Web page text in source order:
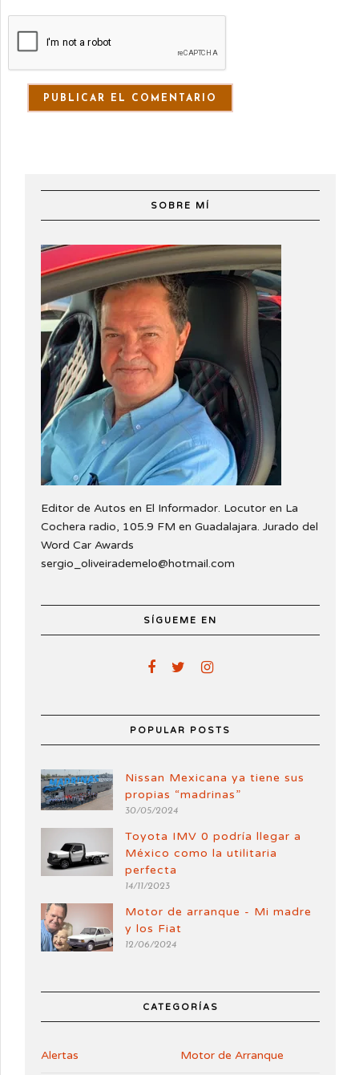
SOBRE MÍ
Editor de Autos en El Informador. Locutor en La
Cochera radio, 105.9 FM en Guadalajara. Jurado del
Word Car Awards
sergio_oliveirademelo@hotmail.com
SÍGUEME EN
POPULAR POSTS
Nissan Mexicana ya tiene sus
propias “madrinas”
30/05/2024
Toyota IMV 0 podría llegar a
México como la utilitaria
perfecta
14/11/2023
Motor de arranque - Mi madre
y los Fiat
12/06/2024
CATEGORÍAS
Alertas Motor de Arranque